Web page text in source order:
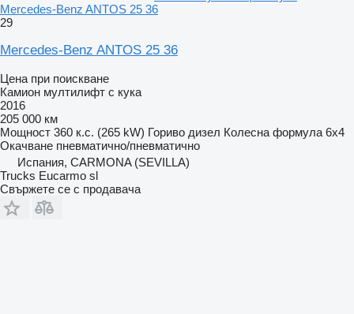
Mercedes-Benz ANTOS 25 36
29
Mercedes-Benz ANTOS 25 36
Цена при поискване
Камион мултилифт с кука
2016
205 000 км
Мощност 360 к.с. (265 kW) Гориво дизел Колесна формула 6x4
Окачване пневматично/пневматично
Испания, CARMONA (SEVILLA)
Trucks Eucarmo sl
Свържете се с продавача